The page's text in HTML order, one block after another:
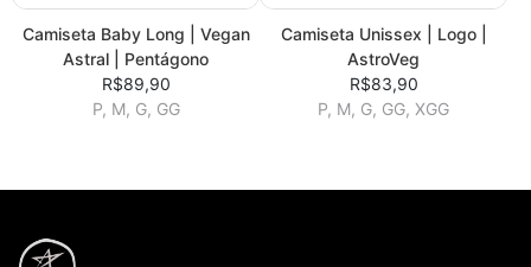
Camiseta Baby Long | Vegan
Astral | Pentágono
R$89,90
P, M, G, GG
Camiseta Unissex | Logo |
AstroVeg
R$83,90
P, M, G, GG, XGG